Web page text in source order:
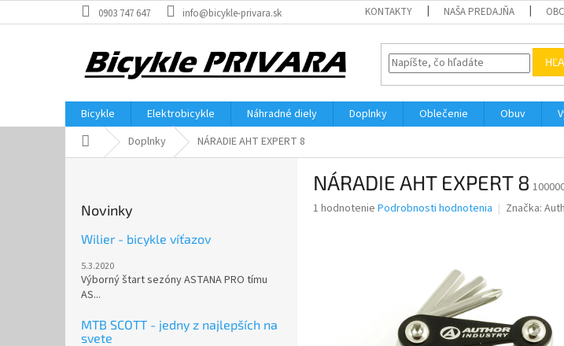
na
0903 747 647 info@bicykle-privara.sk KONTAKTY NAŠA PREDAJŇA
Bicykle Elektrobicykle Náhradné diely Doplnky Oblečenie Obuv
DomovDoplnky NÁRADIE AHT EXPERT 8
Novinky
Wilier - bicykle víťazov
5.3.2020
Výborný štart sezóny ASTANA PRO tímu
AS...
MTB SCOTT - jedny z najlepších na
svete
NÁRADIE AHT EXPERT 8
Priemerné
1 hodnotenie Podrobnosti hodnotenia Značka: